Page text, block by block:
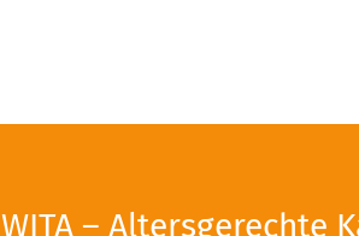
WITA – Altersgerechte